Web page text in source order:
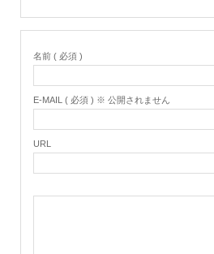
名前 ( 必須 )
E-MAIL ( 必須 ) ※ 公開されません
URL